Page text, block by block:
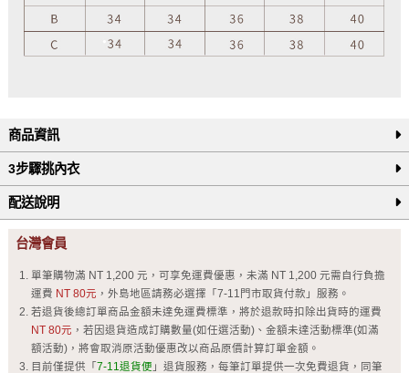
商品資訊
3步驟挑內衣
配送說明
台灣會員
單筆購物滿 NT 1,200 元，可享免運費優惠，未滿 NT 1,200 元需自行負擔
運費 NT 80元 ，外島地區請務必選擇「7-11門市取貨付款」服務。
若退貨後總訂單商品金額未達免運費標準，將於退款時扣除出貨時的運費
NT 80元 ，若因退貨造成訂購數量(如任選活動)、金額未達活動標準(如滿
額活動)，將會取消原活動優惠改以商品原價計算訂單金額。
目前僅提供「 7-11退貨便 」退貨服務，每筆訂單提供一次免費退貨，同筆